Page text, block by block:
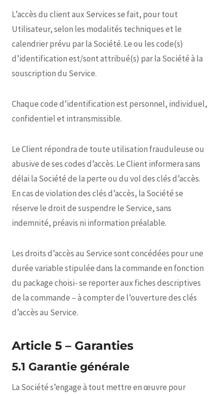
L’accès du client aux Services se fait, pour tout
Utilisateur, selon les modalités techniques et le
calendrier prévu par la Société. Le ou les code(s)
d’identification est/sont attribué(s) par la Société à la
souscription du Service.
Chaque code d’identification est personnel, individuel,
confidentiel et intransmissible.
Le Client répondra de toute utilisation frauduleuse ou
abusive de ses codes d’accès. Le Client informera sans
délai la Société de la perte ou du vol des clés d’accès.
En cas de violation des clés d’accès, la Société se
réserve le droit de suspendre le Service, sans
indemnité, préavis ni information préalable.
Les droits d’accès au Service sont concédées pour une
durée variable stipulée dans la commande en fonction
du package choisi- se reporter aux fiches descriptives
de la commande – à compter de l’ouverture des clés
d’accès au Service.
Article 5 – Garanties
5.1 Garantie générale
La Société s’engage à tout mettre en œuvre pour